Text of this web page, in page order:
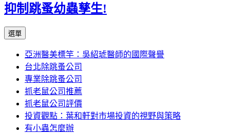
抑制跳蚤幼蟲孳生!
選單
內
容
區
亞洲醫美標竿：吳紹琥醫師的國際聲譽
台北除跳蚤公司
專業除跳蚤公司
抓老鼠公司推薦
抓老鼠公司評價
投資觀點：葉和軒對市場投資的視野與策略
有小蟲怎麼辦